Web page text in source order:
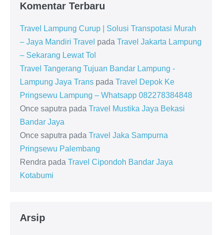
Komentar Terbaru
Travel Lampung Curup | Solusi Transpotasi Murah
– Jaya Mandiri Travel pada Travel Jakarta Lampung
– Sekarang Lewat Tol
Travel Tangerang Tujuan Bandar Lampung -
Lampung Jaya Trans pada Travel Depok Ke
Pringsewu Lampung – Whatsapp 082278384848
Once saputra pada Travel Mustika Jaya Bekasi
Bandar Jaya
Once saputra pada Travel Jaka Sampurna
Pringsewu Palembang
Rendra pada Travel Cipondoh Bandar Jaya
Kotabumi
Arsip